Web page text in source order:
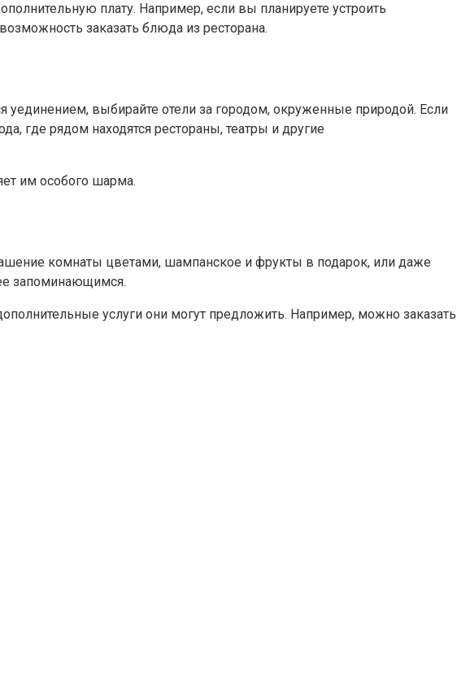
плату. Например, если вы планируете устроить
заказать блюда из ресторана.
выбирайте отели за городом, окруженные природой. Если
где рядом находятся рестораны, театры и другие
им особого шарма.
комнаты цветами, шампанское и фрукты в подарок, или даже
запоминающимся.
услуги они могут предложить. Например, можно заказать